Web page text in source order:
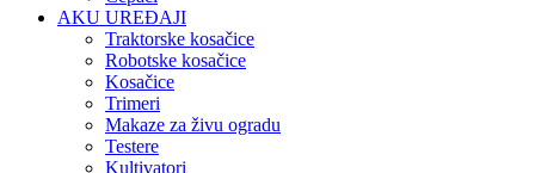
AKU UREĐAJI
Traktorske kosačice
Robotske kosačice
Kosačice
Trimeri
Makaze za živu ogradu
Testere
Kultivatori